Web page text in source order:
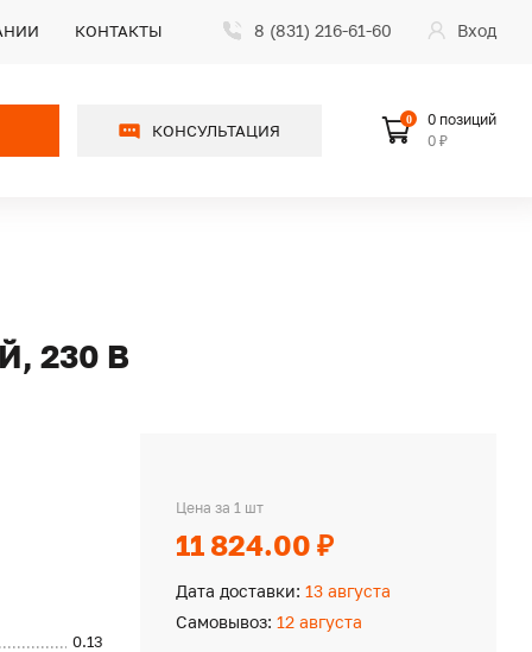
КОНТАКТЫ 8 (831) 216-61-60 Вход
КОНСУЛЬТАЦИЯ
0
0 позиций
0 ₽
230 В
0.13
Цена за 1 шт
11 824.00 ₽
Дата доставки: 13 августа
Самовывоз: 12 августа